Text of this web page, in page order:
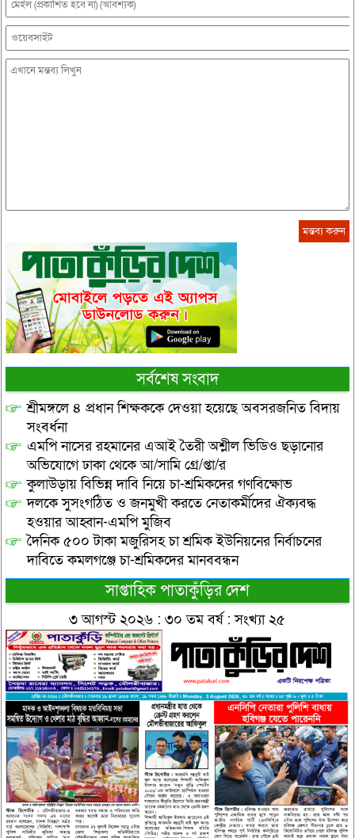
সর্বশেষ সংবাদ
শ্রীমঙ্গলে ৪ প্রধান শিক্ষককে দেওয়া হয়েছে অবসরজনিত বিদায়
সংবর্ধনা
এমপি নাসের রহমানের এআই তৈরী অশ্লীল ভিডিও ছড়ানোর
অভিযোগে ঢাকা থেকে আ/সামি গ্রে/প্তা/র
কুলাউড়ায় বিভিন্ন দাবি নিয়ে চা-শ্রমিকদের গণবিক্ষোভ
দলকে সুসংগঠিত ও জনমুখী করতে নেতাকর্মীদের ঐক্যবদ্ধ
হওয়ার আহ্বান-এমপি মুজিব
দৈনিক ৫০০ টাকা মজুরিসহ চা শ্রমিক ইউনিয়নের নির্বাচনের
দাবিতে কমলগঞ্জে চা-শ্রমিকদের মানববন্ধন
সাপ্তাহিক পাতাকুঁড়ির দেশ
৩ আগস্ট ২০২৬ : ৩০ তম বর্ষ : সংখ্যা ২৫